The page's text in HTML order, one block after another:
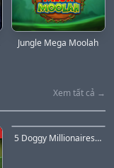
Jungle Mega Moolah
Xem tất cả →
5 Doggy Millionaires Dream Drop